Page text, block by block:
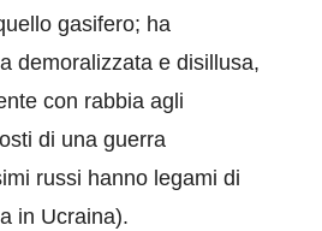
gasifero; ha
demoralizzata e disillusa,
con rabbia agli
di una guerra
russi hanno legami di
in Ucraina).